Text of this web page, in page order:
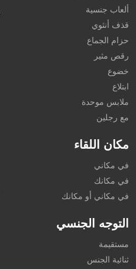
ألعاب جنسية
قذف أنثوي
حزام الجماع
رقص مثير
خضوع
ابتلاع
ملابس موحدة
مع رجلين
مكان اللقاء
في مكاني
في مكانك
في مكاني أو مكانك
التوجه الجنسي
مستقيمة
ثنائية الجنس